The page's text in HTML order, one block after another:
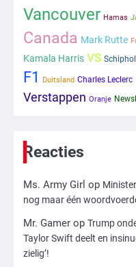
1
Kleine
2
3
Nick
Ms.
Vancouver Hamas
Canada Mark Rutte
Kamala Harris VS Schiphol
F1 Duitsland Charles Leclerc
Verstappen Oranje
Reacties
Ms. Army Girl op
nog maar één
Mr. Gamer op Trump
Taylor Swift deelt en
zielig’!